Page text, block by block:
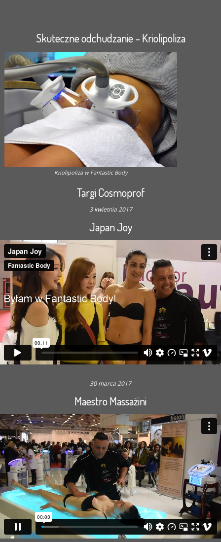
Skuteczne odchudzanie – Kriolipoliza
Kriolipoliza w Fantastic Body
Targi Cosmoprof
3 kwietnia 2017
Japan Joy
30 marca 2017
Maestro Massażini